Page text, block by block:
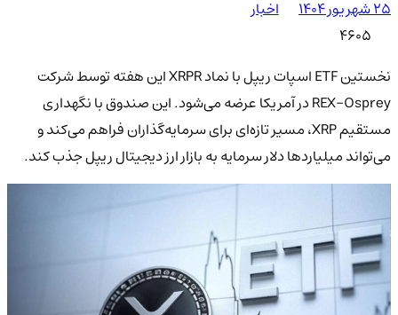
۲۵ شهریور ۱۴۰۴
اخبار
4605
نخستین ETF اسپات ریپل با نماد XRPR این هفته توسط شرکت
REX-Osprey در آمریکا عرضه می‌شود. این صندوق با نگهداری
مستقیم XRP، مسیر تازه‌ای برای سرمایه‌گذاران فراهم می‌کند و
می‌تواند میلیاردها دلار سرمایه به بازار ارز دیجیتال ریپل جذب کند.